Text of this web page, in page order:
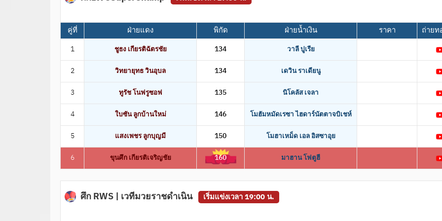
คู่ที่ ฝ่ายแดง พิกัด ฝ่ายน้ำเงิน ราคา ถ่าย
1 ชูธง เกียรติฉัตรชัย 134
วาลี ปูเรีย
2
วิทยายุทธ วินอุบล 134
เดวิน ราเดียนู
3
ทูรัช โนฟรูซอฟ 135
นิโคลัส เจลา
4
ใบซัน ลูกบ้านใหม่ 146
โมฮัมหมัดเรซา ไฮดาร์นัตตาจบิเชห์
5
แสงเพชร ลูกบุญมี 150
โมฮาเหม็ด เอล อิสซาอุย
6
ขุนศึก เกียรติเจริญชัย 160 มาฮาน โฟตูฮี
ศึก RWS | เวทีมวยราชดำเนิน เริ่มแข่งเวลา 19:00 น.